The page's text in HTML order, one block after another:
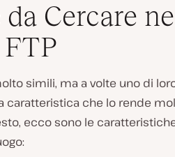
Cercare
simili, ma a volte uno di
caratteristica che lo rende
ecco sono le